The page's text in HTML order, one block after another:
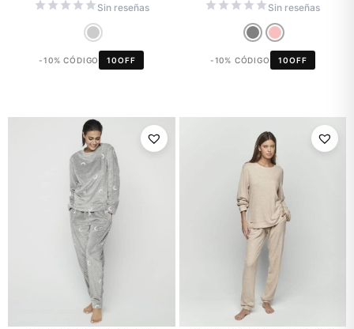
Sin reseñas
-10% CÓDIGO 10OFF
Sin reseñas
-10% CÓDIGO 10OFF